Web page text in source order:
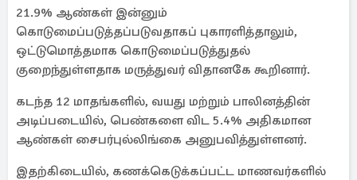
21.9% ஆண்கள் இன்னும்
கொடுமைப்படுத்தப்படுவதாகப் புகாரளித்தாலும்,
ஒட்டுமொத்தமாக கொடுமைப்படுத்துதல்
குறைந்துள்ளதாக மருத்துவர் விதானகே கூறினார்.
கடந்த 12 மாதங்களில், வயது மற்றும் பாலினத்தின்
அடிப்படையில், பெண்களை விட 5.4% அதிகமான
ஆண்கள் சைபர்புல்லிங்கை அனுபவித்துள்ளனர்.
இதற்கிடையில், கணக்கெடுக்கப்பட்ட மாணவர்களில்